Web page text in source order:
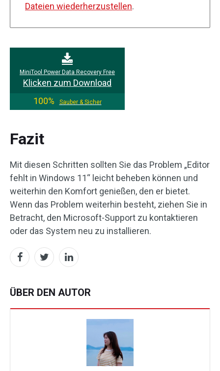
Dateien wiederherzustellen.
MiniTool Power Data Recovery Free
Klicken zum Download
100%
Sauber & Sicher
Fazit
Mit diesen Schritten sollten Sie das Problem „Editor
fehlt in Windows 11“ leicht beheben können und
weiterhin den Komfort genießen, den er bietet.
Wenn das Problem weiterhin besteht, ziehen Sie in
Betracht, den Microsoft-Support zu kontaktieren
oder das System neu zu installieren.
ÜBER DEN AUTOR